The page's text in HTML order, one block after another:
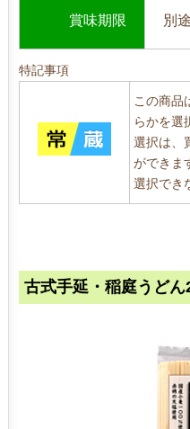
賞味期限 別
特記事項
この商品
らかを選
選択は、
ができま
選択でき
古式手延・稲庭うどん